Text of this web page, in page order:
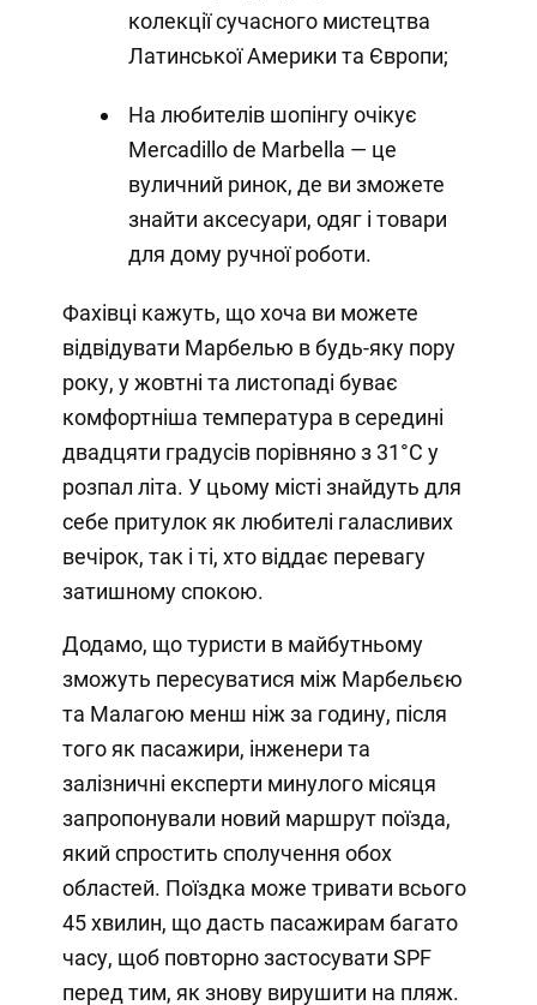
колекції сучасного мистецтва
Латинської Америки та Європи;
На любителів шопінгу очікує
Mercadillo de Marbella — це
вуличний ринок, де ви зможете
знайти аксесуари, одяг і товари
для дому ручної роботи.
Фахівці кажуть, що хоча ви можете
відвідувати Марбелью в будь-яку пору
року, у жовтні та листопаді буває
комфортніша температура в середині
двадцяти градусів порівняно з 31°C у
розпал літа. У цьому місті знайдуть для
себе притулок як любителі галасливих
вечірок, так і ті, хто віддає перевагу
затишному спокою.
Додамо, що туристи в майбутньому
зможуть пересуватися між Марбельєю
та Малагою менш ніж за годину, після
того як пасажири, інженери та
залізничні експерти минулого місяця
запропонували новий маршрут поїзда,
який спростить сполучення обох
областей. Поїздка може тривати всього
45 хвилин, що дасть пасажирам багато
часу, щоб повторно застосувати SPF
перед тим, як знову вирушити на пляж.